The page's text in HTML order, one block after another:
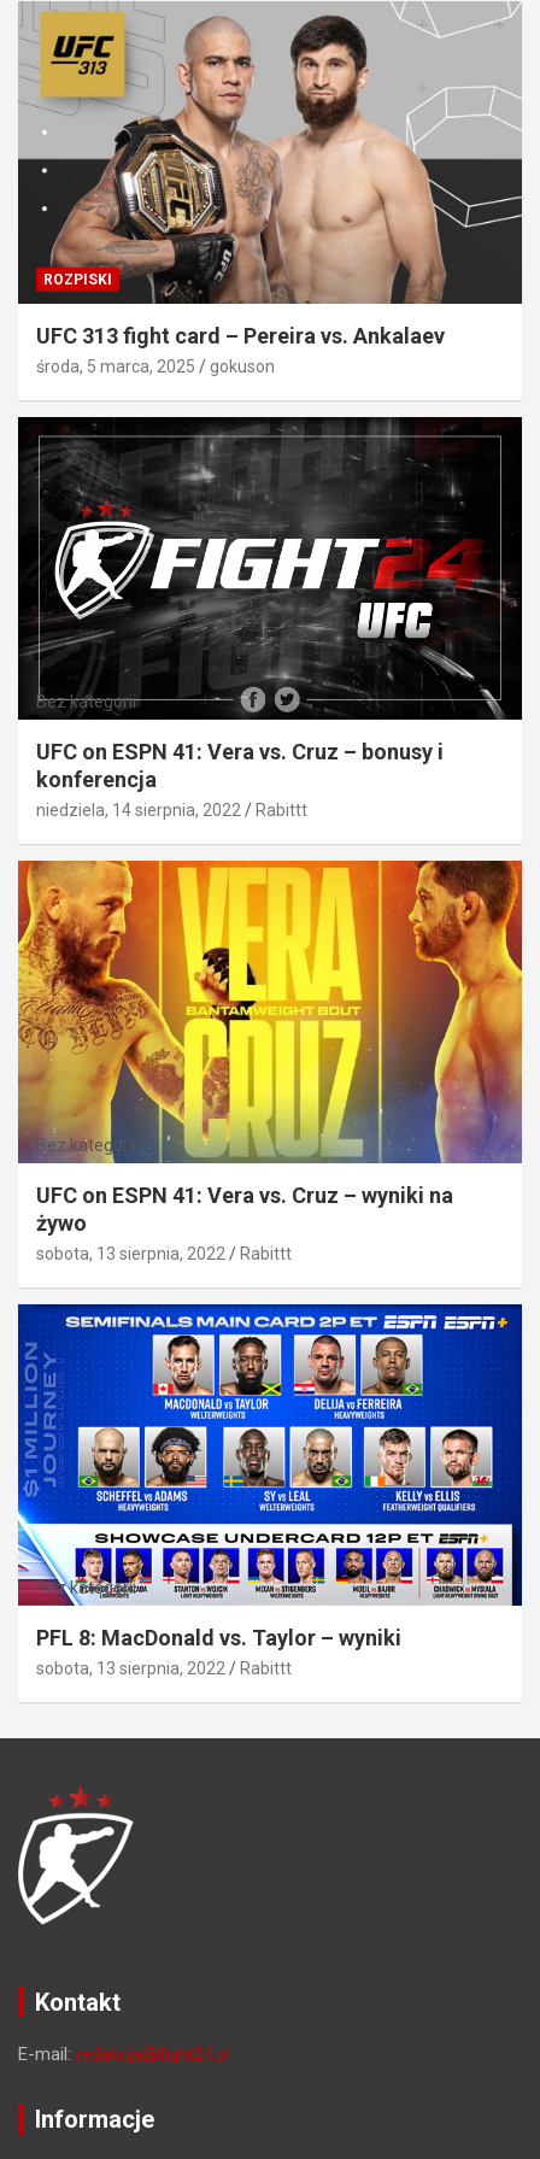
ROZPISKI
UFC 313 fight card – Pereira vs. Ankalaev
środa, 5 marca, 2025 gokuson
Bez kategorii
UFC on ESPN 41: Vera vs. Cruz – bonusy i
konferencja
niedziela, 14 sierpnia, 2022 Rabittt
Bez kategorii
UFC on ESPN 41: Vera vs. Cruz – wyniki na
żywo
sobota, 13 sierpnia, 2022 Rabittt
Bez kategorii
PFL 8: MacDonald vs. Taylor – wyniki
sobota, 13 sierpnia, 2022 Rabittt
Kontakt
E-mail: redakcja@fight24.pl
Informacje